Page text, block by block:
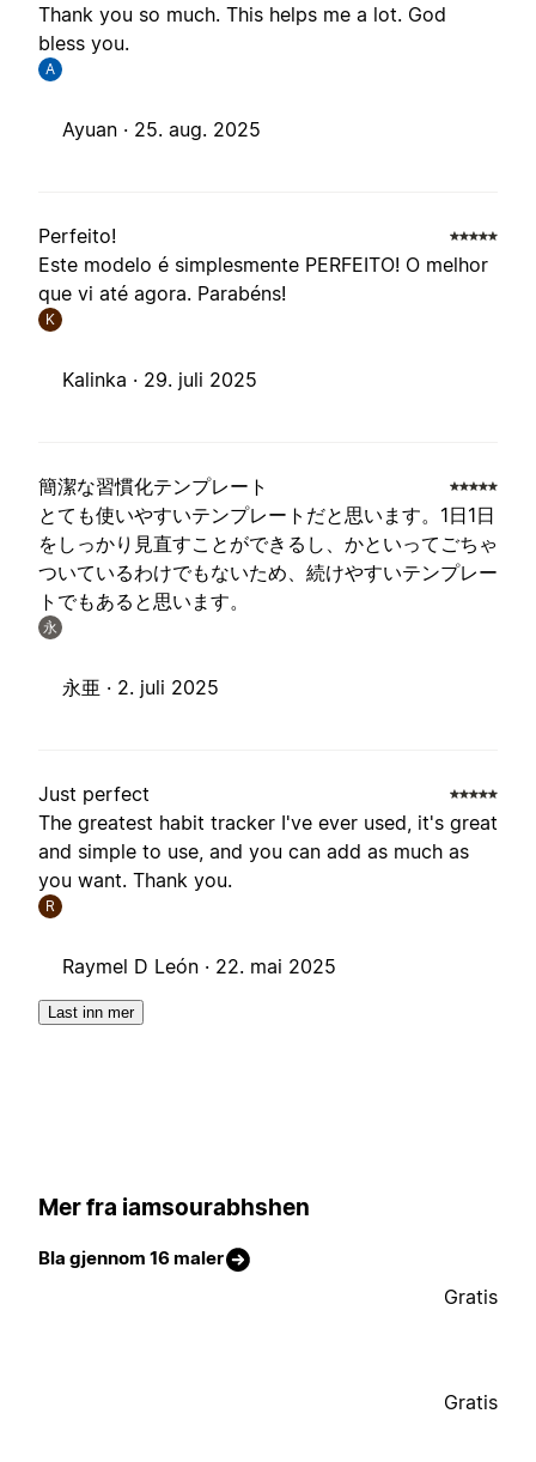
Thank you so much. This helps me a lot. God
bless you.
A
Ayuan · 25. aug. 2025
Perfeito!
Este modelo é simplesmente PERFEITO! O melhor
que vi até agora. Parabéns!
K
Kalinka · 29. juli 2025
簡潔な習慣化テンプレート
とても使いやすいテンプレートだと思います。1日1日
をしっかり見直すことができるし、かといってごちゃ
ついているわけでもないため、続けやすいテンプレー
トでもあると思います。
永
永亜 · 2. juli 2025
Just perfect
The greatest habit tracker I've ever used, it's great
and simple to use, and you can add as much as
you want. Thank you.
R
Raymel D León · 22. mai 2025
Last inn mer
Mer fra iamsourabhshen
Bla gjennom 16 maler
Gratis
Gratis